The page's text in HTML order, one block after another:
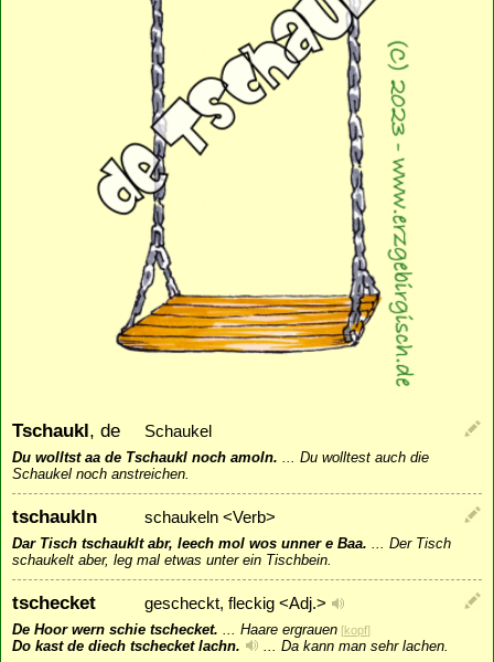
Tschaukl, de Schaukel
Du wolltst aa de Tschaukl noch amoln. ... Du wolltest auch die
Schaukel noch anstreichen.
tschaukln schaukeln <Verb>
Dar Tisch tschauklt abr, leech mol wos unner e Baa. ... Der Tisch
schaukelt aber, leg mal etwas unter ein Tischbein.
tschecket gescheckt, fleckig <Adj.>
De Hoor wern schie tschecket. ... Haare ergrauen [kopf]
Do kast de diech tschecket lachn. ... Da kann man sehr lachen.